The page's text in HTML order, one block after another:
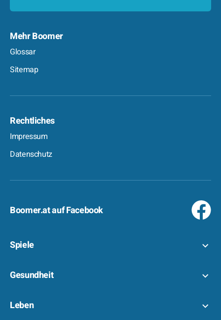
Mehr Boomer
Glossar
Sitemap
Rechtliches
Impressum
Datenschutz
Boomer.at auf Facebook
Spiele
Gesundheit
Leben